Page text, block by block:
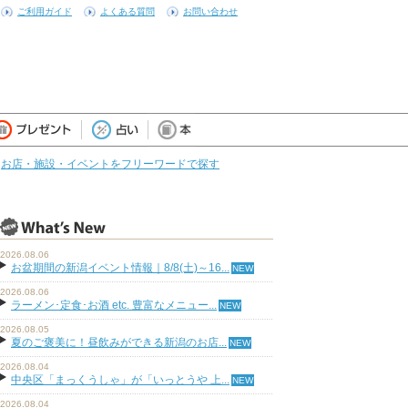
ご利用ガイド よくある質問 お問い合わせ
お店・施設・イベントをフリーワードで探す
2026.08.06
お盆期間の新潟イベント情報｜8/8(土)～16...
2026.08.06
ラーメン･定食･お酒 etc. 豊富なメニュー...
2026.08.05
夏のご褒美に！昼飲みができる新潟のお店...
2026.08.04
中央区「まっくうしゃ」が「いっとうや 上...
2026.08.04